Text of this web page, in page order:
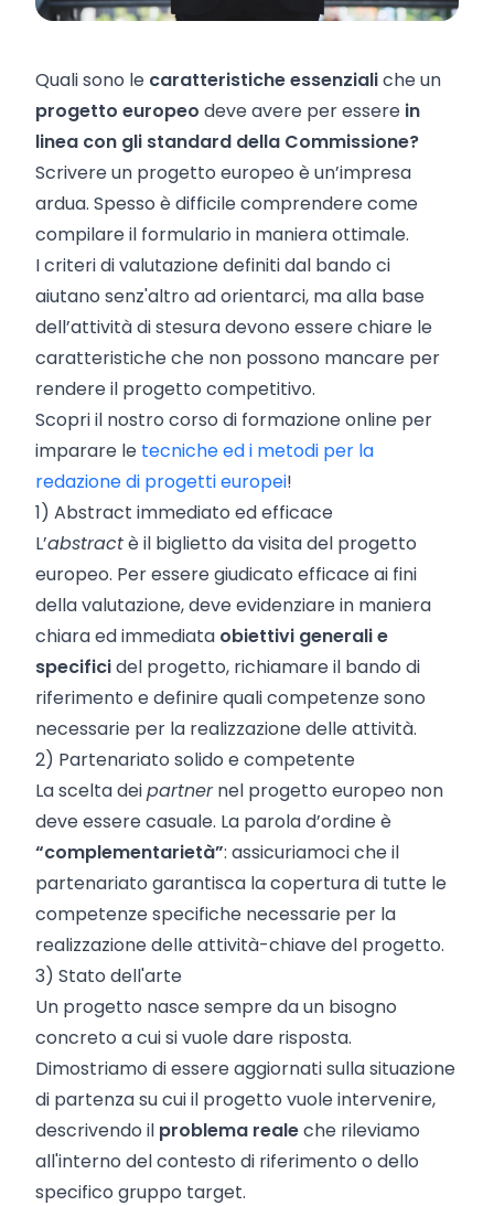
Quali sono le caratteristiche essenzialiche un
progetto europeo deve avere per essere in
linea con gli standard della Commissione?
Scrivere un progetto europeo è un’impresa
ardua. Spesso è difficile comprendere come
compilare il formulario in maniera ottimale.
I criteri di valutazione definiti dal bando ci
aiutano senz'altro ad orientarci, ma alla base
dell’attività di stesura devono essere chiare le
caratteristiche che non possono mancare per
rendere il progetto competitivo.
Scopri il nostro corso di formazione online per
imparare le tecniche ed i metodi per la
redazione di progetti europei!
1) Abstract immediato ed efficace
L’abstractè il biglietto da visita del progetto
europeo. Per essere giudicato efficace ai fini
della valutazione, deve evidenziare in maniera
chiara ed immediata obiettivi generali e
specificidel progetto, richiamare il bando di
riferimento e definire quali competenze sono
necessarie per la realizzazione delle attività.
2) Partenariato solido e competente
La scelta deipartnernel progetto europeo non
deve essere casuale. La parola d’ordine è
“complementarietà”: assicuriamoci che il
partenariato garantisca la copertura di tutte le
competenze specifiche necessarie per la
realizzazione delle attività-chiave del progetto.
3) Stato dell'arte
Un progetto nasce sempre da un bisogno
concreto a cui si vuole dare risposta.
Dimostriamo di essere aggiornati sulla situazione
di partenza su cui il progetto vuole intervenire,
descrivendo il problema realeche rileviamo
all'interno del contesto di riferimento o dello
specifico gruppo target.